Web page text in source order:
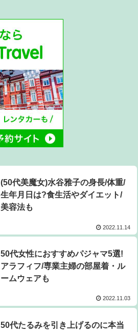
(50代美魔女)水谷雅子の身長/体重/
生年月日は?食生活やダイエット/
美容法も
2022.11.14
50代女性におすすめパジャマ5選!
アラフィフ/専業主婦の部屋着・ル
ームウェアも
2022.11.03
50代たるみを引き上げるのに本当